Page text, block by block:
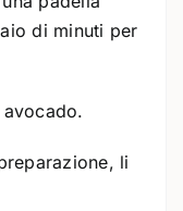
di minuti per
li